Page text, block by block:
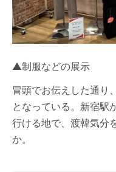
▲制服などの展示
冒頭でお伝えした通り
となっている。新宿駅
行ける地で、渡韓気分
か。